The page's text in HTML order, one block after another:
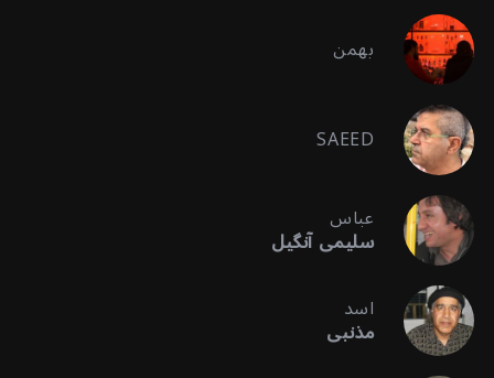
بهمن
SAEED
عباس
سلیمی آنگیل
اسد
مذنبی